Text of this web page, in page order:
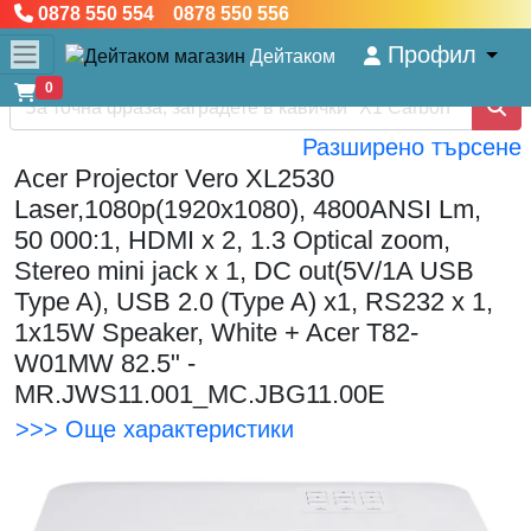
0878 550 554 0878 550 556
Дейтаком Профил
0
Разширено търсене
Acer Projector Vero XL2530
Laser,1080p(1920x1080), 4800ANSI Lm,
50 000:1, HDMI x 2, 1.3 Optical zoom,
Stereo mini jack x 1, DC out(5V/1A USB
Type A), USB 2.0 (Type A) x1, RS232 x 1,
1x15W Speaker, White + Acer T82-
W01MW 82.5" -
MR.JWS11.001_MC.JBG11.00E
>>> Още характеристики